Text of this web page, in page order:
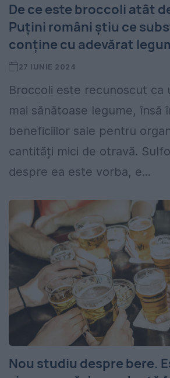
De ce este broccoli atât
Puțini români știu ce
conține cu adevărat
27 IUNIE 2024
Broccoli este recunoscut ca
mai sănătoase legume, însă
beneficiilor sale pentru
cantități mici de otravă.
despre ea este vorba, e...
Nou studiu despre bere.